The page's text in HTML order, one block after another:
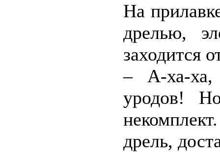
На
дрелью,
заходится
– А-ха-
уродов!
дрель,